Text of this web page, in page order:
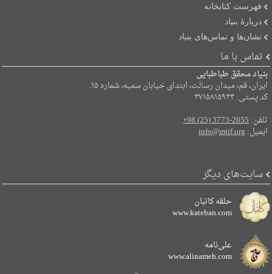
فهرست کتابخانه
دربارۀ بنیاد
نشان‌ها و تماس‌های بنیاد
تماس با ما
بنیاد محقق طباطبایی
ایران، قم، میدان رسالت، ابتدای خیابان سمیه، شماره ۱۵.
کد پستی: ۳۷۱۵۸۱۵۹۳۴
تلفن:+98 (25) 3773-2055
ایمیل:info@mtif.org
سایت‌های دیگر
حلقه کاتبان
www.kateban.com
علی‌نامه
www.alinameh.com